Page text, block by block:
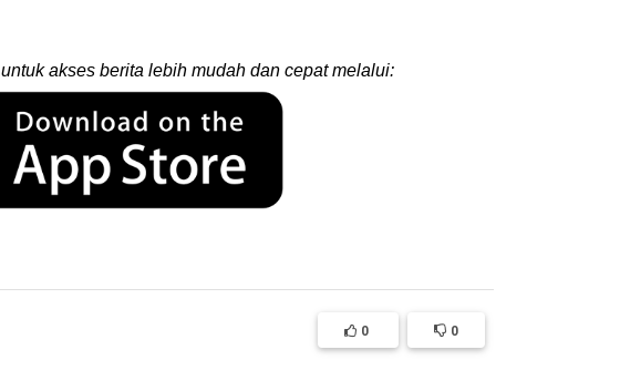
untuk akses berita lebih mudah dan cepat melalui:
0 0